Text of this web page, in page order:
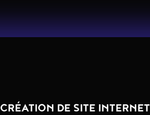
CRÉATION DE SITE INTERNET